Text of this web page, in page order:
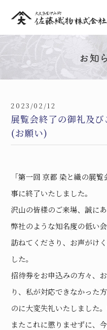
2023/02/12
展覧会終了の御礼及
(お願い)
「第一回 京都 染と織の展
事に終了いたしました。
沢山の皆様のご来場、誠に
弊社のような知名度の低い
訪ねてくださり、お声がけ
した。
招待券をお申込みの方々、
り、私が対応できなかった
のに大変失礼いたしました
またこれに懲りませずに、